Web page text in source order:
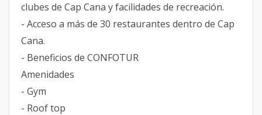
clubes de Cap Cana y facilidades de recreación.
- Acceso a más de 30 restaurantes dentro de Cap
Cana.
- Beneficios de CONFOTUR
Amenidades
- Gym
- Roof top